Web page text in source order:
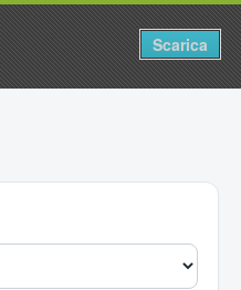
Scarica